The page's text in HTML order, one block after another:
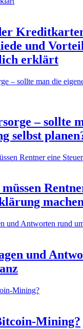
und
erklärt
– sollte
selbst
und
Mining?